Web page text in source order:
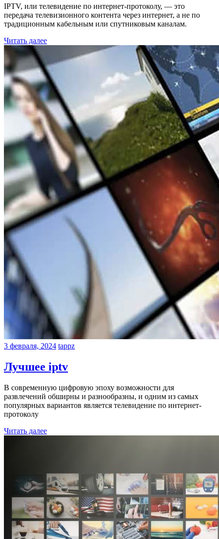
IPTV, или телевидение по интернет-протоколу, — это
передача телевизионного контента через интернет, а не по
традиционным кабельным или спутниковым каналам.
Читать далее
3 февраля, 2024 tappz
Лучшее iptv
В современную цифровую эпоху возможности для
развлечений обширны и разнообразны, и одним из самых
популярных вариантов является телевидение по интернет-
протоколу
Читать далее